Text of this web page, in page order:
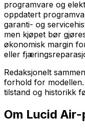
programvare og
oppdatert
garanti- og
men kjøpet bør
økonomisk margin
eller
Redaksjonelt
forhold for
tilstand og historikk
Om Lucid Air-